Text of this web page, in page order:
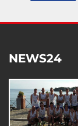
NEWS24